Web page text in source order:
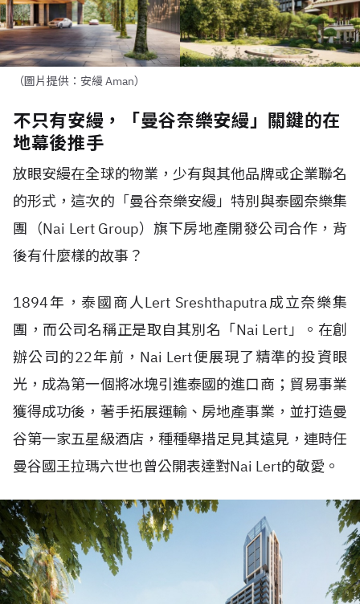
（圖片提供：安縵 Aman）
不只有安縵，「曼谷奈樂安縵」關鍵的在
地幕後推手
放眼安縵在全球的物業，少有與其他品牌或企業聯名
的形式，這次的「曼谷奈樂安縵」特別與泰國奈樂集
團（Nai Lert Group）旗下房地產開發公司合作，背
後有什麼樣的故事？
1894年，泰國商人Lert Sreshthaputra成立奈樂集
團，而公司名稱正是取自其別名「Nai Lert」。在創
辦公司的22年前，Nai Lert便展現了精準的投資眼
光，成為第一個將冰塊引進泰國的進口商；貿易事業
獲得成功後，著手拓展運輸、房地產事業，並打造曼
谷第一家五星級酒店，種種舉措足見其遠見，連時任
曼谷國王拉瑪六世也曾公開表達對Nai Lert的敬愛。